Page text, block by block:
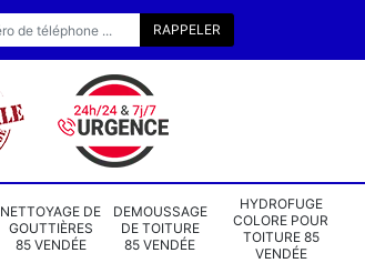
NETTOYAGE DE
GOUTTIÈRES
85 VENDÉE
DEMOUSSAGE
DE TOITURE
85 VENDÉE
HYDROFUGE
COLORE POUR
TOITURE 85
VENDÉE